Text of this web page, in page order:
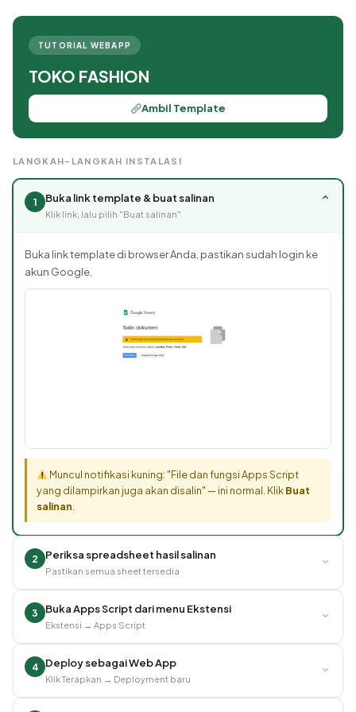
TUTORIAL WEBAPP
TOKO FASHION
Ambil Template
LANGKAH-LANGKAH INSTALASI
1 Buka link template & buat salinan
Klik link, lalu pilih "Buat salinan"
⌄
Buka link template di browser Anda, pastikan sudah login ke
akun Google.
Muncul notifikasi kuning: "File dan fungsi Apps Script
yang dilampirkan juga akan disalin" — ini normal. KlikBuat
salinan
2 Periksa spreadsheet hasil salinan
Pastikan semua sheet tersedia
⌄
3 Buka Apps Script dari menu Ekstensi
Ekstensi → Apps Script
⌄
4 Deploy sebagai Web App
Klik Terapkan → Deployment baru
⌄